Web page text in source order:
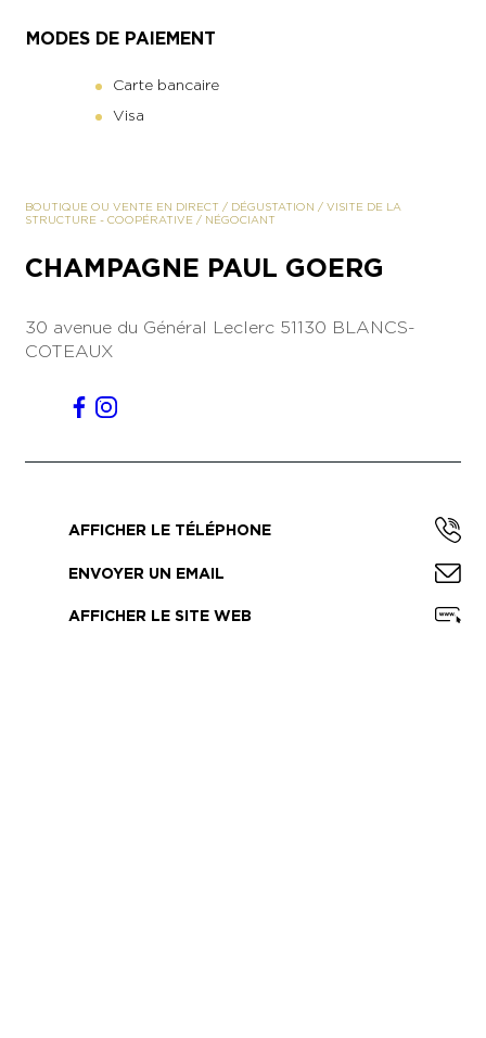
Search in title
Search in content
MODES DE PAIEMENT
Carte bancaire
Visa
BOUTIQUE OU VENTE EN DIRECT / DÉGUSTATION / VISITE DE LA
STRUCTURE - COOPÉRATIVE / NÉGOCIANT
CHAMPAGNE PAUL GOERG
30 avenue du Général Leclerc 51130 BLANCS-
COTEAUX
AFFICHER LE TÉLÉPHONE
ENVOYER UN EMAIL
AFFICHER LE SITE WEB